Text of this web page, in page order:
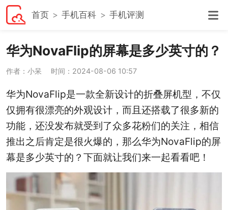
首页 手机百科 手机评测
华为NovaFlip的屏幕是多少英寸的？
作者：小呆 时间：2024-08-06 10:57
华为NovaFlip是一款全新设计的折叠屏机型，不仅
仅拥有很漂亮的外观设计，而且还搭载了很多新的
功能，还没发布就受到了众多花粉们的关注，相信
推出之后肯定是很火爆的，那么华为NovaFlip的屏
幕是多少英寸的？下面就让我们来一起看看吧！